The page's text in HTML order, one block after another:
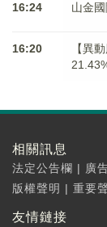
16:24 山金
16:20
【異
相關訊息
法定公告欄 | 廣
版權聲明 | 重要
友情鏈接